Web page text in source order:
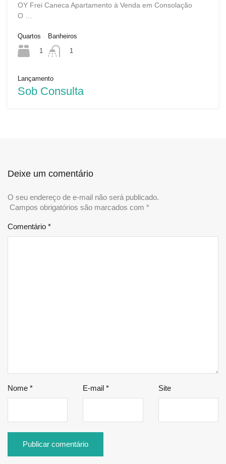
OY Frei Caneca Apartamento à Venda em Consolação
O …
Quartos
1
Banheiros
1
Lançamento
Sob Consulta
Deixe um comentário
O seu endereço de e-mail não será publicado.
Campos obrigatórios são marcados com *
Comentário *
Nome * E-mail* Site